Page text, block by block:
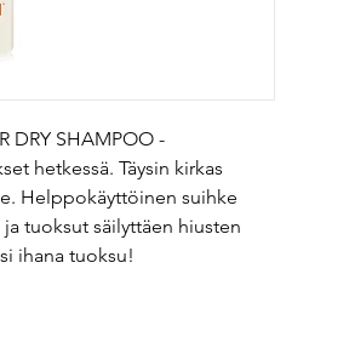
DRY SHAMPOO -
hetkessä. Täysin kirkas
Helppokäyttöinen suihke
tuoksut säilyttäen hiusten
ihana tuoksu!